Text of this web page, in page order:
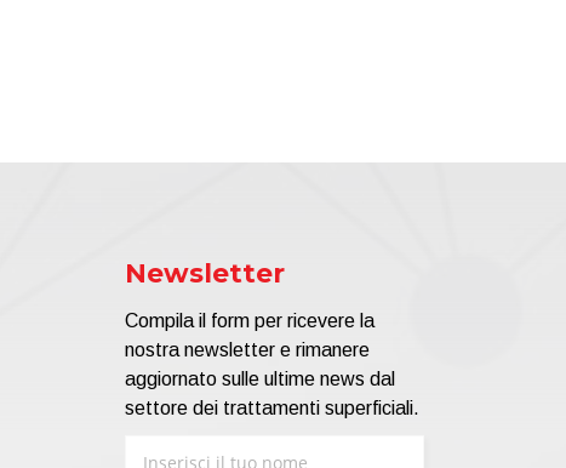
Newsletter
Compila il form per ricevere la
nostra newsletter e rimanere
aggiornato sulle ultime news dal
settore dei trattamenti superficiali.